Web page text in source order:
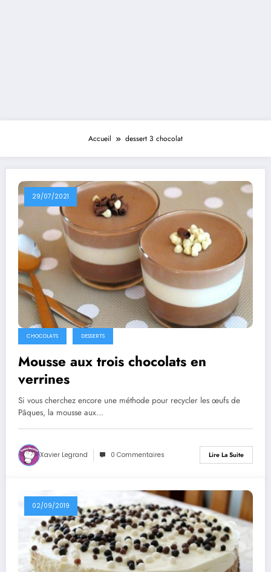
Accueil dessert 3 chocolat
29/07/2021
CHOCOLATS DESSERTS
Mousse aux trois chocolats en
verrines
Si vous cherchez encore une méthode pour recycler les œufs de
Pâques, la mousse aux…
Xavier Legrand 0 Commentaires Lire La Suite
02/09/2019